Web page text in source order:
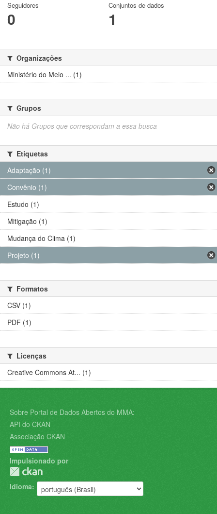
Seguidores
0
Conjuntos de dados
1
Organizações
Ministério do Meio ... (1)
Grupos
Não há Grupos que correspondam a essa busca
Etiquetas
Adaptação (1)
Convênio (1)
Estudo (1)
Mitigação (1)
Mudança do Clima (1)
Projeto (1)
Formatos
CSV (1)
PDF (1)
Licenças
Creative Commons At... (1)
Sobre Portal de Dados Abertos do MMA:
API do CKAN
Associação CKAN
Impulsionado por
Idioma